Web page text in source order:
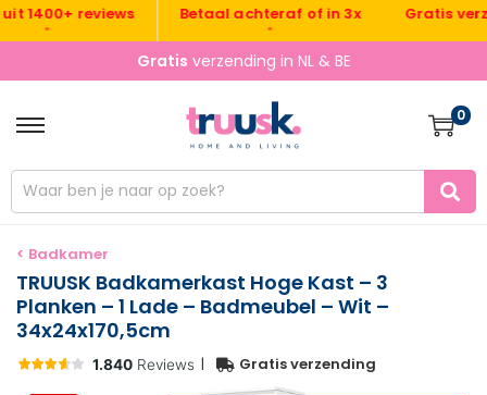
reviews Betaal achteraf of in 3x Gratis
Gratis verzending in NL & BE
0
< Badkamer
TRUUSK Badkamerkast Hoge Kast – 3
Planken – 1 Lade – Badmeubel – Wit –
34x24x170,5cm
| Gratis verzending